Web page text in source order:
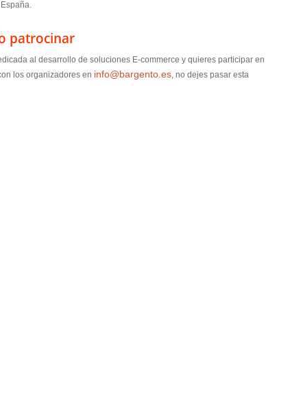
patrocinar
al desarrollo de soluciones E-commerce y quieres participar en
los organizadores en info@bargento.es , no dejes pasar esta